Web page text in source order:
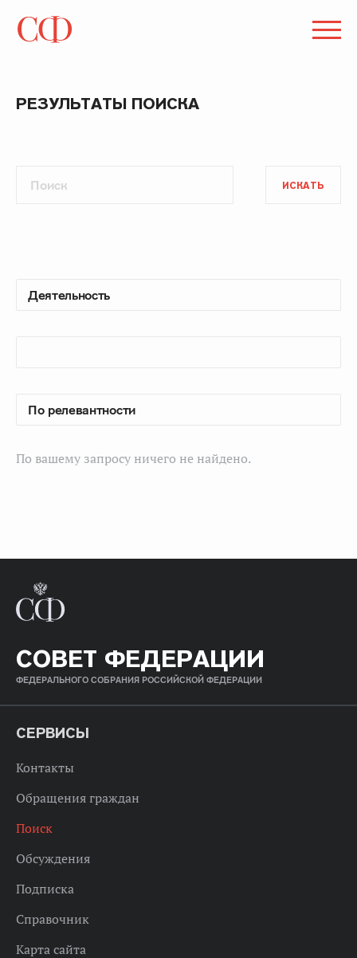
РЕЗУЛЬТАТЫ ПОИСКА
ИСКАТЬ
По вашему запросу ничего не найдено.
СОВЕТ ФЕДЕРАЦИИ
ФЕДЕРАЛЬНОГО СОБРАНИЯ РОССИЙСКОЙ ФЕДЕРАЦИИ
СЕРВИСЫ
Контакты
Обращения граждан
Поиск
Обсуждения
Подписка
Справочник
Карта сайта